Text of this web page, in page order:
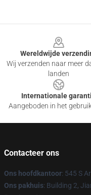
Wereldwijde
Wij verzenden naar meer
landen
Internationale
Aangeboden in het
Contacteer ons
Ons hoofdkantoor: 545 S
Ons pakhuis: Building 2,